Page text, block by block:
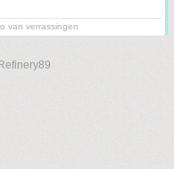
van verrassingen